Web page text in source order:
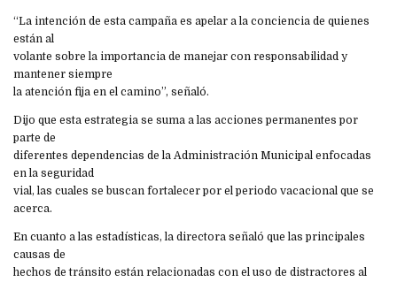
“La intención de esta campaña es apelar a la conciencia de quienes
están al
volante sobre la importancia de manejar con responsabilidad y
mantener siempre
la atención fija en el camino”, señaló.
Dijo que esta estrategia se suma a las acciones permanentes por
parte de
diferentes dependencias de la Administración Municipal enfocadas
en la seguridad
vial, las cuales se buscan fortalecer por el periodo vacacional que se
acerca.
En cuanto a las estadísticas, la directora señaló que las principales
causas de
hechos de tránsito están relacionadas con el uso de distractores al